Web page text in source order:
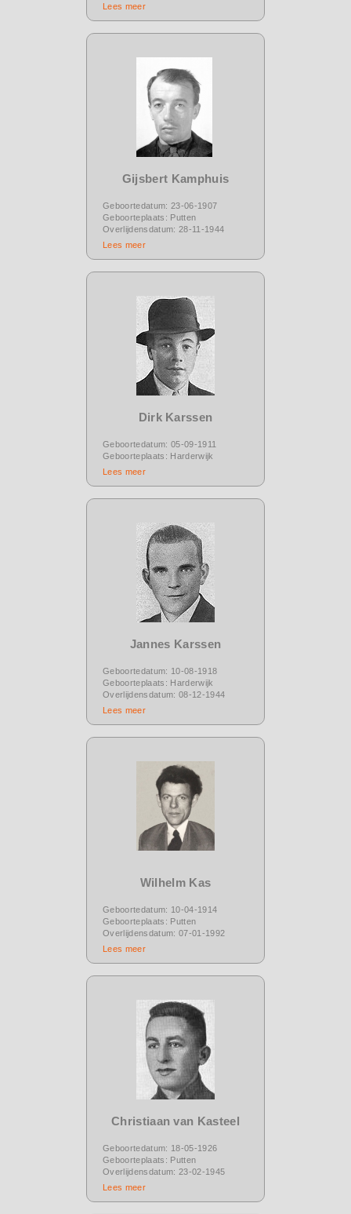
Lees meer
Gijsbert Kamphuis
Geboortedatum: 23-06-1907
Geboorteplaats: Putten
Overlijdensdatum: 28-11-1944
Lees meer
Dirk Karssen
Geboortedatum: 05-09-1911
Geboorteplaats: Harderwijk
Lees meer
Jannes Karssen
Geboortedatum: 10-08-1918
Geboorteplaats: Harderwijk
Overlijdensdatum: 08-12-1944
Lees meer
Wilhelm Kas
Geboortedatum: 10-04-1914
Geboorteplaats: Putten
Overlijdensdatum: 07-01-1992
Lees meer
Christiaan van Kasteel
Geboortedatum: 18-05-1926
Geboorteplaats: Putten
Overlijdensdatum: 23-02-1945
Lees meer